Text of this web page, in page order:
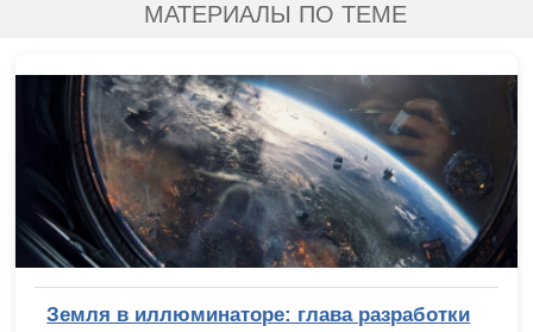
МАТЕРИАЛЫ ПО ТЕМЕ
Земля в иллюминаторе: глава разработки